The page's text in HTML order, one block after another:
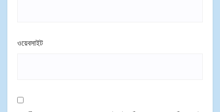
ওয়েবসাইট